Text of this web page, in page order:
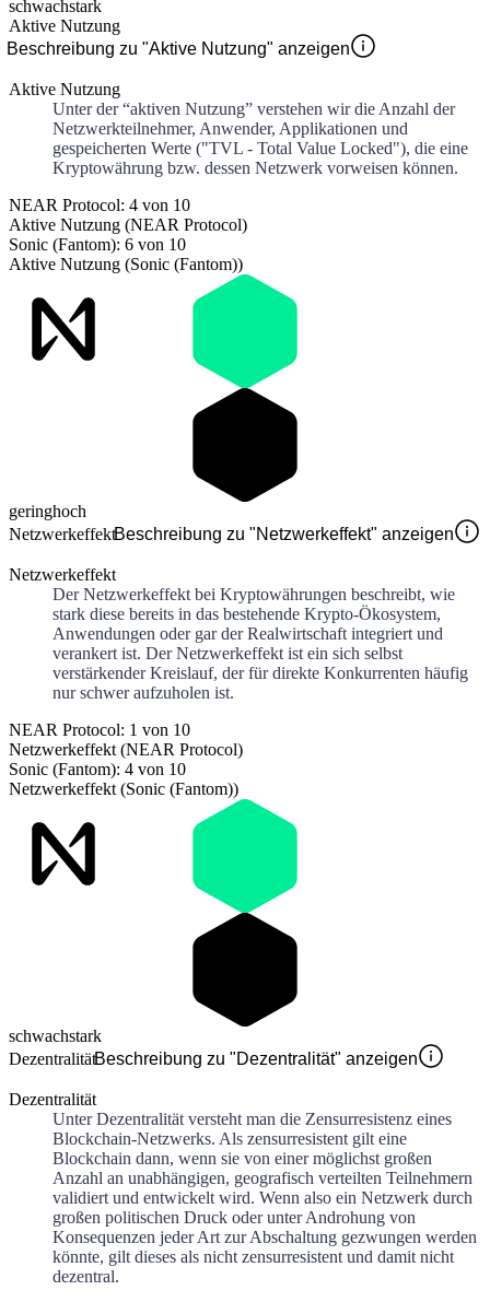
schwachstark
Aktive Nutzung
Beschreibung zu "Aktive Nutzung" anzeigen
Aktive Nutzung
Unter der “aktiven Nutzung” verstehen wir die Anzahl der
Netzwerkteilnehmer, Anwender, Applikationen und
gespeicherten Werte ("TVL - Total Value Locked"), die eine
Kryptowährung bzw. dessen Netzwerk vorweisen können.
NEAR Protocol: 4 von 10
Aktive Nutzung (NEAR Protocol)
Sonic (Fantom): 6 von 10
Aktive Nutzung (Sonic (Fantom))
geringhoch
NetzwerkeffektBeschreibung zu "Netzwerkeffekt" anzeigen
Netzwerkeffekt
Der Netzwerkeffekt bei Kryptowährungen beschreibt, wie
stark diese bereits in das bestehende Krypto-Ökosystem,
Anwendungen oder gar der Realwirtschaft integriert und
verankert ist. Der Netzwerkeffekt ist ein sich selbst
verstärkender Kreislauf, der für direkte Konkurrenten häufig
nur schwer aufzuholen ist.
NEAR Protocol: 1 von 10
Netzwerkeffekt (NEAR Protocol)
Sonic (Fantom): 4 von 10
Netzwerkeffekt (Sonic (Fantom))
schwachstark
DezentralitätBeschreibung zu "Dezentralität" anzeigen
Dezentralität
Unter Dezentralität versteht man die Zensurresistenz eines
Blockchain-Netzwerks. Als zensurresistent gilt eine
Blockchain dann, wenn sie von einer möglichst großen
Anzahl an unabhängigen, geografisch verteilten Teilnehmern
validiert und entwickelt wird. Wenn also ein Netzwerk durch
großen politischen Druck oder unter Androhung von
Konsequenzen jeder Art zur Abschaltung gezwungen werden
könnte, gilt dieses als nicht zensurresistent und damit nicht
dezentral.